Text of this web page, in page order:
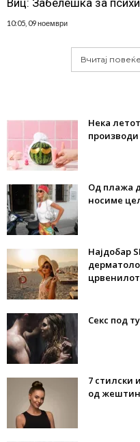
Виц: Забелешка за
10:05, 09 ноември
Вчитај
Нека
Од плажа
носиме
Најдобар
Секс под
7 стилски
од